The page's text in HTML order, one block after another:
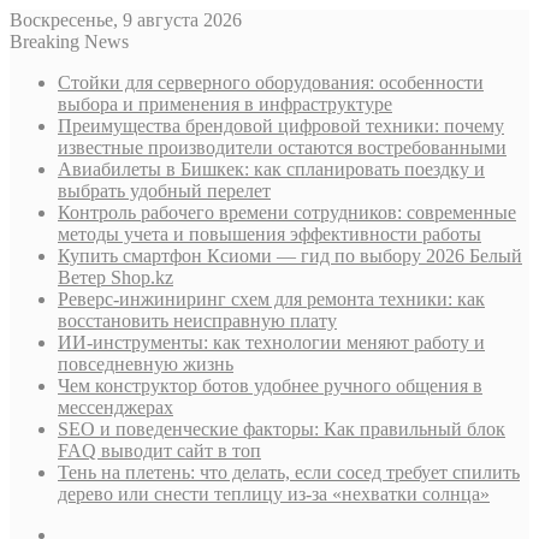
Воскресенье, 9 августа 2026
Breaking News
Стойки для серверного оборудования: особенности
выбора и применения в инфраструктуре
Преимущества брендовой цифровой техники: почему
известные производители остаются востребованными
Авиабилеты в Бишкек: как спланировать поездку и
выбрать удобный перелет
Контроль рабочего времени сотрудников: современные
методы учета и повышения эффективности работы
Купить смартфон Ксиоми — гид по выбору 2026 Белый
Ветер Shop.kz
Реверс-инжиниринг схем для ремонта техники: как
восстановить неисправную плату
ИИ-инструменты: как технологии меняют работу и
повседневную жизнь
Чем конструктор ботов удобнее ручного общения в
мессенджерах
SEO и поведенческие факторы: Как правильный блок
FAQ выводит сайт в топ
Тень на плетень: что делать, если сосед требует спилить
дерево или снести теплицу из-за «нехватки солнца»